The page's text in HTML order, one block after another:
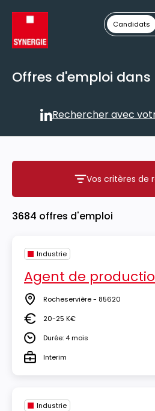
Candidats
Offres d'emploi
Rechercher avec
Vos
Vos critères de
3684 offres d'emploi
Industrie
Agent de
Lieu Rocheservière - 85620
Salaire20-25 K€
DuréeDurée: 4 mois
TypeInterim
Industrie